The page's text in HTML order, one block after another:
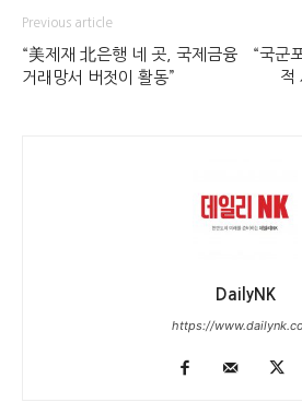
Previous article
“美제재 北은행 네 곳, 국제금융
거래망서 버젓이 활동”
“국군
적
DailyNK
https://